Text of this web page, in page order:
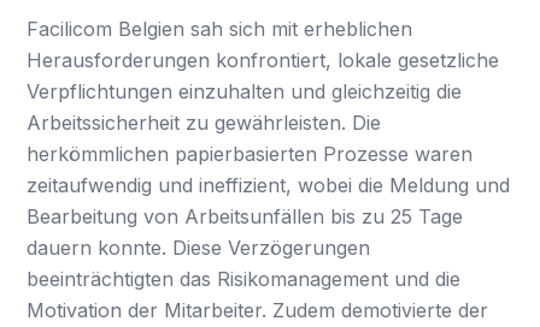
Facilicom Belgien sah sich mit erheblichen
Herausforderungen konfrontiert, lokale gesetzliche
Verpflichtungen einzuhalten und gleichzeitig die
Arbeitssicherheit zu gewährleisten. Die
herkömmlichen papierbasierten Prozesse waren
zeitaufwendig und ineffizient, wobei die Meldung und
Bearbeitung von Arbeitsunfällen bis zu 25 Tage
dauern konnte. Diese Verzögerungen
beeinträchtigten das Risikomanagement und die
Motivation der Mitarbeiter. Zudem demotivierte der